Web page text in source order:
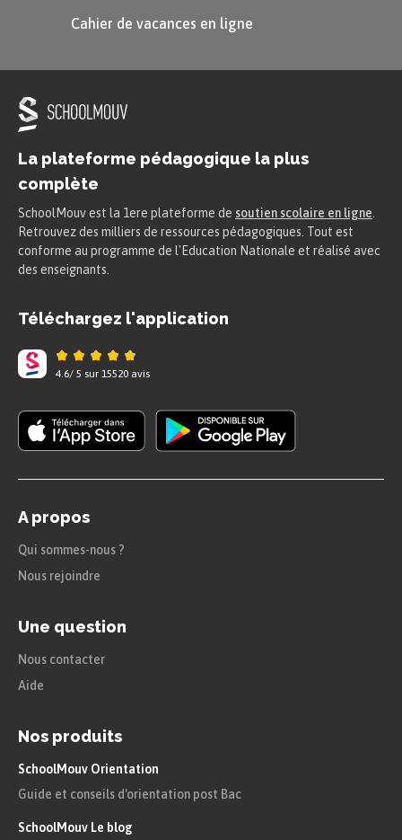
manière dont le personnage parle
interroger…
À retenir
Une saynète est une courte pièce de
théâtre comique avec peu de
dialogues. Les dialogues sont les
paroles échangées par les personnages.
personnage qui parle, ou bien utiliser
Cahier de vacances en ligne
La plateforme pédagogique la plus
complète
SchoolMouv est la 1ere plateforme de soutien scolaire en ligne
Retrouvez des milliers de ressources pédagogiques. Tout est
conforme au programme de l'Education Nationale et réalisé avec
des enseignants.
Téléchargez l'application
4.6/ 5 sur 15520 avis
A propos
Qui sommes-nous ?
Nous rejoindre
Une question
Nous contacter
Aide
Nos produits
SchoolMouv Orientation
Guide et conseils d'orientation post Bac
SchoolMouv Le blog